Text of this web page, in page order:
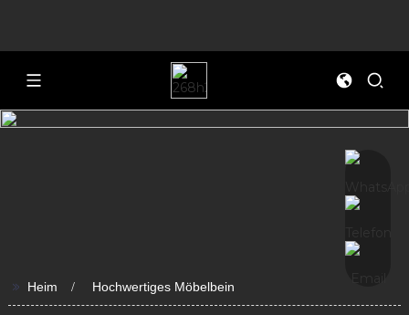
>> Heim Hochwertiges Möbelbein